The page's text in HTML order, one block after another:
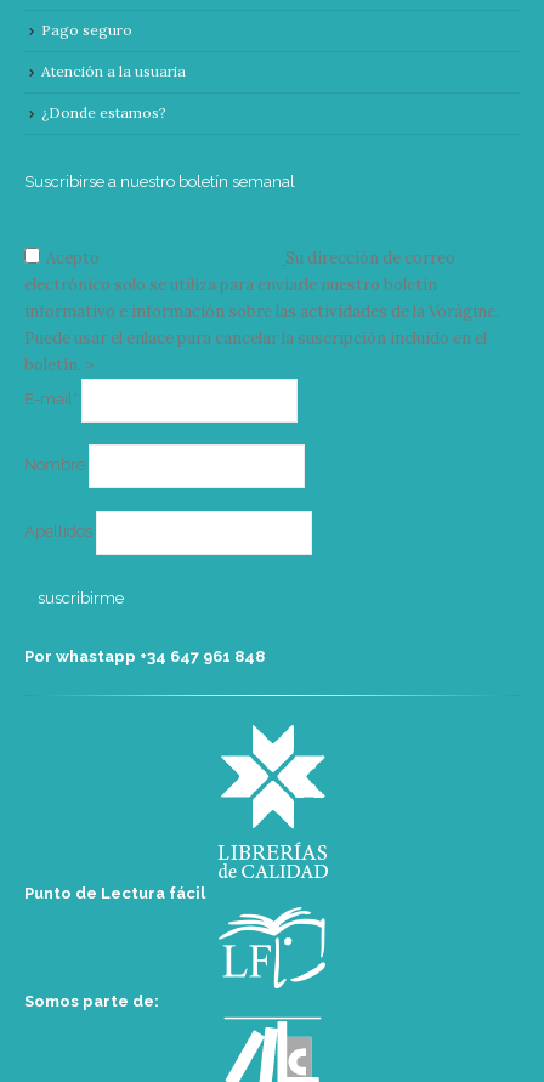
Pago seguro
Atención a la usuaria
¿Donde estamos?
Suscribirse a nuestro boletín semanal
Acepto
Su dirección de correo
electrónico solo se utiliza para enviarle nuestro boletín
informativo e información sobre las actividades de la Vorágine.
Puede usar el enlace para cancelar la suscripción incluido en el
boletín. >
E-mail*
Nombre
Apellidos
Por whastapp +34 ‭647 961 848‬
Punto de Lectura fácil
Somos parte de: